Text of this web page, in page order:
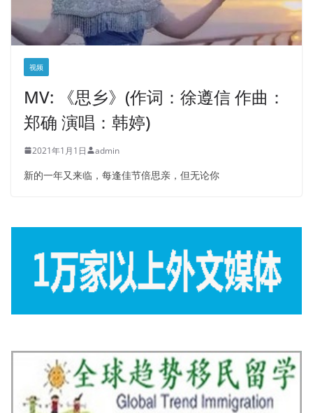
视频
MV: 《思乡》(作词：徐遵信 作曲：
郑确 演唱：韩婷)
2021年1月1日 admin
新的一年又来临，每逢佳节倍思亲，但无论你